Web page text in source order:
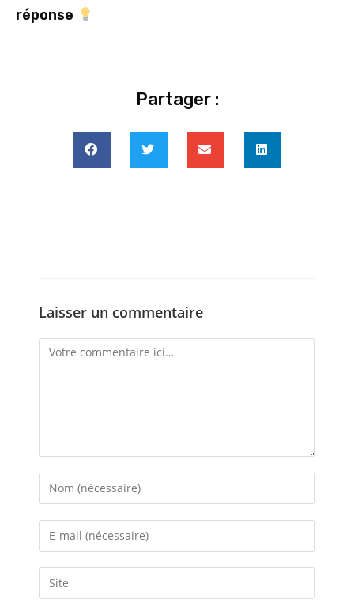
réponse
Partager :
Laisser un commentaire